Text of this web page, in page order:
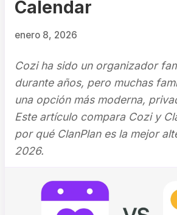
Calendar
enero 8, 2026
Cozi ha sido un organizador
durante años, pero muchas
una opción más moderna,
Este artículo compara Cozi y
por qué ClanPlan es la mejor
2026.